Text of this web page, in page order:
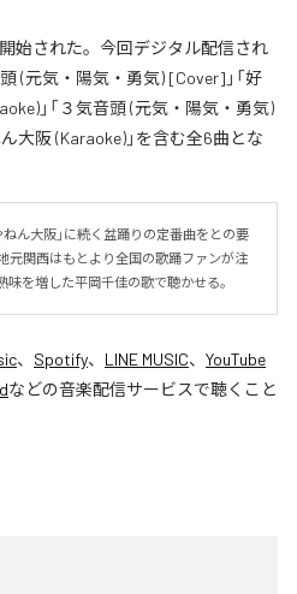
始された。今回デジタル配信され
(元気・陽気・勇気) [Cover]」「好
」「３気音頭 (元気・陽気・勇気)
大阪 (Karaoke)」を含む全6曲とな
ん大阪」に続く盆踊りの定番曲をとの要
元関西はもとより全国の歌踊ファンが注
を増した平岡千佳の歌で聴かせる。
、 Spotify、 LINE MUSIC、 YouTube
などの音楽配信サービスで聴くこと